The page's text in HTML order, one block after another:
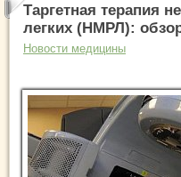
Таргетная терапия
легких (НМРЛ):
Новости медицины